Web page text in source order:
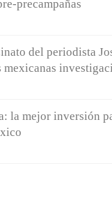
precampañas
del periodista
mexicanas
la mejor inversión